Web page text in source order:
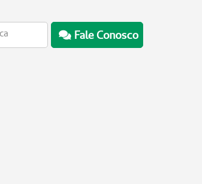
Fale Conosco